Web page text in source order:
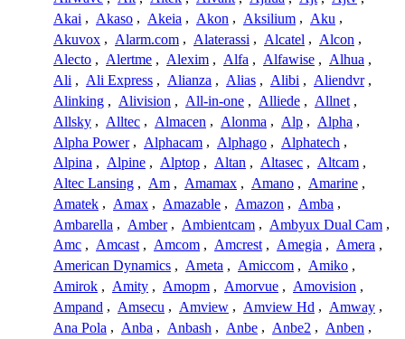
Akai , Akaso , Akeia , Akon , Aksilium , Aku ,
Akuvox , Alarm.com , Alaterassi , Alcatel , Alcon ,
Alecto , Alertme , Alexim , Alfa , Alfawise , Alhua ,
Ali , Ali Express , Alianza , Alias , Alibi , Aliendvr ,
Alinking , Alivision , All-in-one , Alliede , Allnet ,
Allsky , Alltec , Almacen , Alonma , Alp , Alpha ,
Alpha Power , Alphacam , Alphago , Alphatech ,
Alpina , Alpine , Alptop , Altan , Altasec , Altcam ,
Altec Lansing , Am , Amamax , Amano , Amarine ,
Amatek , Amax , Amazable , Amazon , Amba ,
Ambarella , Amber , Ambientcam , Ambyux Dual Cam ,
Amc , Amcast , Amcom , Amcrest , Amegia , Amera ,
American Dynamics , Ameta , Amiccom , Amiko ,
Amirok , Amity , Amopm , Amorvue , Amovision ,
Ampand , Amsecu , Amview , Amview Hd , Amway ,
Ana Pola , Anba , Anbash , Anbe , Anbe2 , Anben ,